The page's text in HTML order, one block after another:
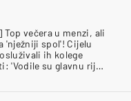
Top večera u menzi, ali
'nježniji spol'! Cijelu
ih kolege
'Vodile su glavnu riječ